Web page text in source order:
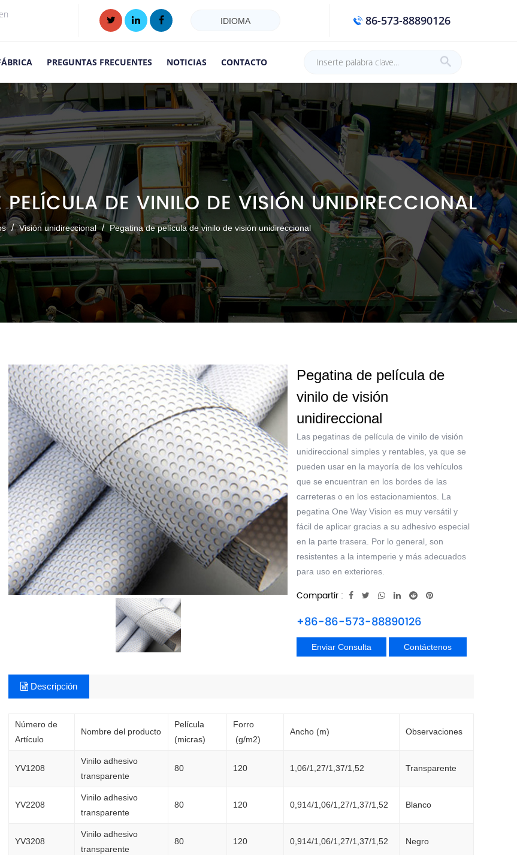
IDIOMA 86-573-88890126
PREGUNTAS FRECUENTES NOTICIAS CONTACTO
PELÍCULA DE VINILO DE VISIÓN UNIDIRECCIONAL
/ Visión unidireccional / Pegatina de película de vinilo de visión unidireccional
Pegatina de película de
vinilo de visión
unidireccional
Las pegatinas de película de vinilo de visión
unidireccional simples y rentables, ya que se
pueden usar en la mayoría de los vehículos
que se encuentran en los bordes de las
carreteras o en los estacionamientos. La
pegatina One Way Vision es muy versátil y
fácil de aplicar gracias a su adhesivo especial
en la parte trasera. Por lo general, son
resistentes a la intemperie y más adecuados
para uso en exteriores.
Compartir :
+86-86-573-88890126
Enviar Consulta Contáctenos
Descripción
Número de
Artículo
Nombre del producto
Película
(micras)
Forro
(g/m2)
Ancho (m) Observaciones
YV1208
Vinilo adhesivo
transparente
80 120 1,06/1,27/1,37/1,52 Transparente
YV2208
Vinilo adhesivo
transparente
80 120 0,914/1,06/1,27/1,37/1,52 Blanco
YV3208
Vinilo adhesivo
transparente
80 120 0,914/1,06/1,27/1,37/1,52 Negro